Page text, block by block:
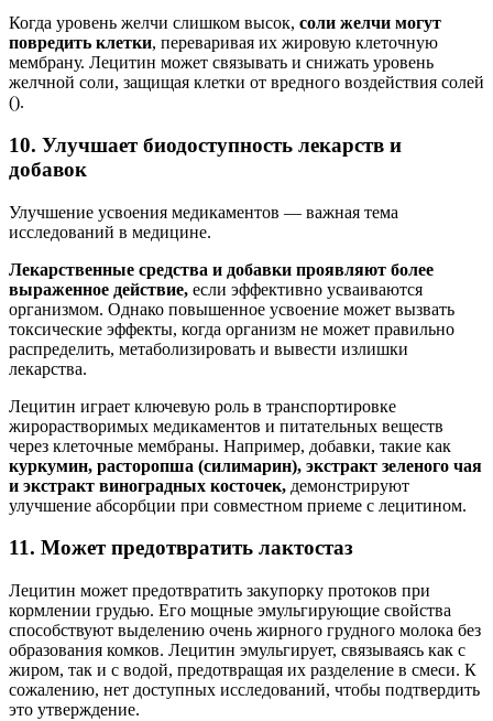
Когда уровень желчи слишком высок, соли желчи могут
повредить клетки, переваривая их жировую клеточную
мембрану. Лецитин может связывать и снижать уровень
желчной соли, защищая клетки от вредного воздействия солей
().
10. Улучшает биодоступность лекарств и
добавок
Улучшение усвоения медикаментов — важная тема
исследований в медицине.
Лекарственные средства и добавки проявляют более
выраженное действие, если эффективно усваиваются
организмом. Однако повышенное усвоение может вызвать
токсические эффекты, когда организм не может правильно
распределить, метаболизировать и вывести излишки
лекарства.
Лецитин играет ключевую роль в транспортировке
жирорастворимых медикаментов и питательных веществ
через клеточные мембраны. Например, добавки, такие как
куркумин, расторопша (силимарин), экстракт зеленого чая
и экстракт виноградных косточек, демонстрируют
улучшение абсорбции при совместном приеме с лецитином.
11. Может предотвратить лактостаз
Лецитин может предотвратить закупорку протоков при
кормлении грудью. Его мощные эмульгирующие свойства
способствуют выделению очень жирного грудного молока без
образования комков. Лецитин эмульгирует, связываясь как с
жиром, так и с водой, предотвращая их разделение в смеси. К
сожалению, нет доступных исследований, чтобы подтвердить
это утверждение.